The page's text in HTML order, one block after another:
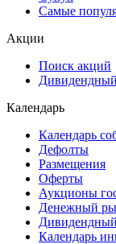
Самые
Акции
Поиск акций
Календарь
Календарь
Дефолты
Размещения
Оферты
Аукционы
Денежный
Календарь